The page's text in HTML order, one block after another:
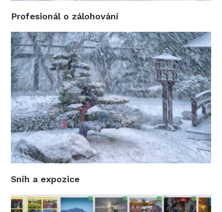
Profesionál o zálohování
Sníh a expozice